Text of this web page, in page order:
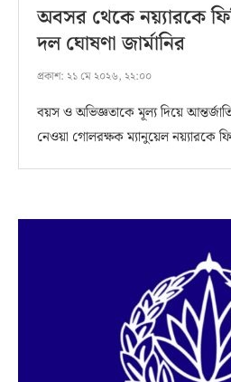
অবসর থেকে নয়্যারকে
দল ঘোষণা জার্মানির
প্রকাশ: ২১ মে ২০২৬, ২২:০০
বয়স ও অভিজ্ঞতাকে মূল্য দিয়ে
নেওয়া গোলরক্ষক ম্যানুয়েল নয়্যারকে